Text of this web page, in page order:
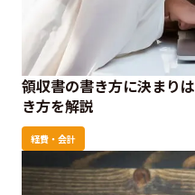
領収書の書き方に決まり
き方を解説
経費・会計